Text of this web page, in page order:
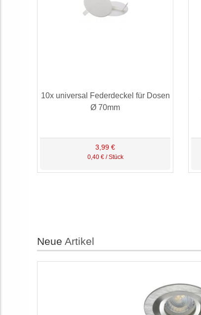
10x universal Federdeckel für Dosen
Ø 70mm
3,99 €
0,40 € / Stück
Neue Artikel